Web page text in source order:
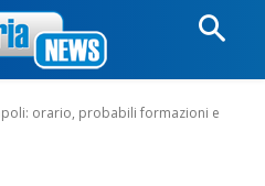
orario, probabili formazioni e